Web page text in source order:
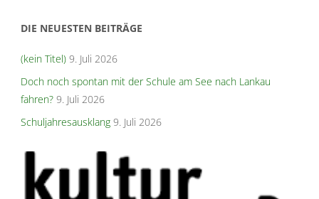
DIE NEUESTEN BEITRÄGE
(kein Titel) 9. Juli 2026
Doch noch spontan mit der Schule am See nach Lankau
fahren? 9. Juli 2026
Schuljahresausklang 9. Juli 2026